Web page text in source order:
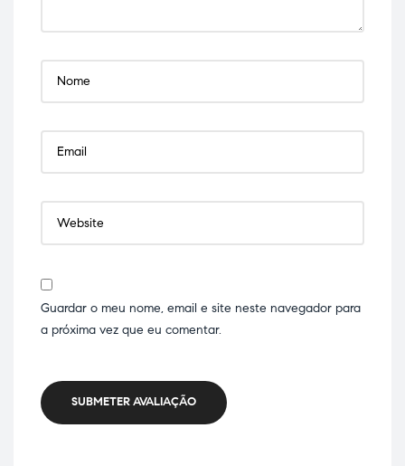
Guardar o meu nome, email e site neste navegador para
a próxima vez que eu comentar.
SUBMETER AVALIAÇÃO